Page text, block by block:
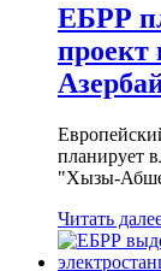
ЕБРР
проект
планирует
"Хызы-
Читать